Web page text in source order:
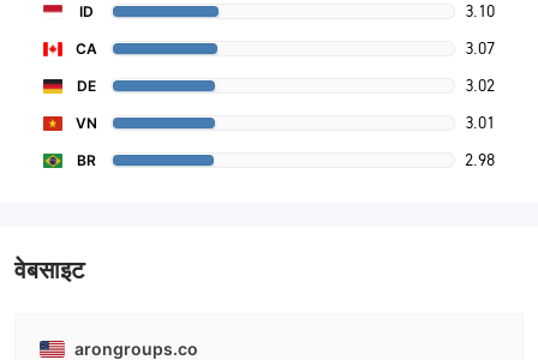
ID 3.10
CA 3.07
DE 3.02
VN 3.01
BR 2.98
वेबसाइट
arongroups.co